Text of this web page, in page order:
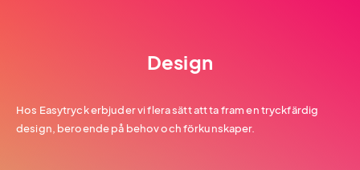
Design
Hos Easytryck erbjuder vi flera sätt att ta fram en tryckfärdig
design, beroende på behov och förkunskaper.